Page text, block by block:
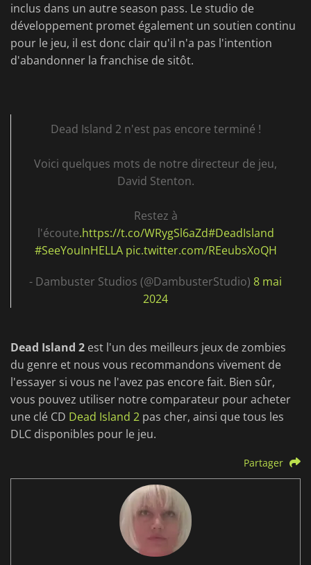
inclus dans un autre season pass. Le studio de
développement promet également un soutien continu
pour le jeu, il est donc clair qu'il n'a pas l'intention
d'abandonner la franchise de sitôt.
Dead Island 2 n'est pas encore terminé !
Voici quelques mots de notre directeur de jeu,
David Stenton.
Restez à
l'écoute.https://t.co/WRygSl6aZd#DeadIsland
#SeeYouInHELLA pic.twitter.com/REeubsXoQH
- Dambuster Studios (@DambusterStudio) 8 mai
2024
Dead Island 2 est l'un des meilleurs jeux de zombies
du genre et nous vous recommandons vivement de
l'essayer si vous ne l'avez pas encore fait. Bien sûr,
vous pouvez utiliser notre comparateur pour acheter
une clé CD Dead Island 2 pas cher, ainsi que tous les
DLC disponibles pour le jeu.
Partager